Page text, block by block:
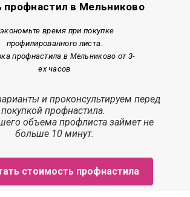
профнастил в Мельниково
время при покупке
профилированного листа.
профнастила в Мельниково от 3-
ех часов
и проконсультируем перед
покупкой профнастила.
объема профлиста займетне
больше 10 минут.
стоимость профнастила